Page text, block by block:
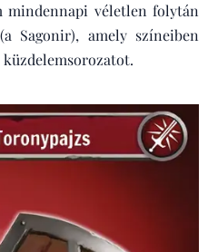
mindennapi véletlen folytán
Sagonir), amely színeiben